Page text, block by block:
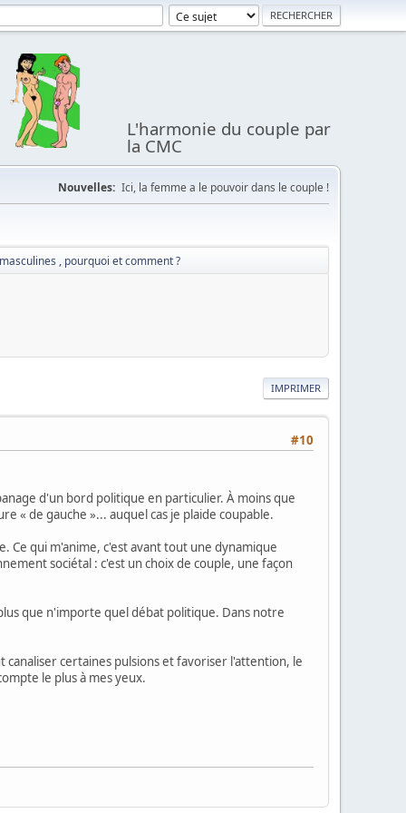
L'harmonie du couple par
la CMC
Nouvelles: Ici, la femme a le pouvoir dans le couple !
, pourquoi et comment ?
IMPRIMER
#10
d'un bord politique en particulier. À moins que
« de gauche »... auquel cas je plaide coupable.
Ce qui m'anime, c'est avant tout une dynamique
sociétal : c'est un choix de couple, une façon
que n'importe quel débat politique. Dans notre
certaines pulsions et favoriser l'attention, le
le plus à mes yeux.